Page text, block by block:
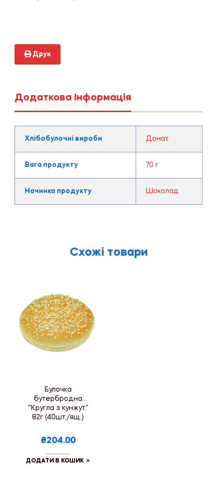
Друк
Додаткова Інформація
Хлібобулочні вироби Донат
Вага продукту 70 г
Начинка продукту Шоколад
Схожі товари
Булочка
бутербродна
“Кругла з кунжут.”
82г (40шт./ящ.)
₴204.00
ДОДАТИ В КОШИК